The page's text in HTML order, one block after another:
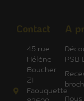
Contact
45 rue
Hélène
Boucher
ZI
Faouquette
A
PSB
Nous